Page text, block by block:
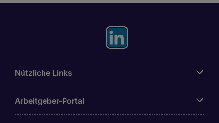
Nützliche Links
Arbeitgeber-Portal